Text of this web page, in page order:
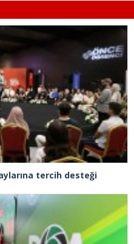
tercih desteği